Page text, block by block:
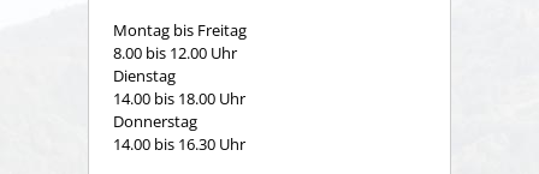
Montag bis Freitag
8.00 bis 12.00 Uhr
Dienstag
14.00 bis 18.00 Uhr
Donnerstag
14.00 bis 16.30 Uhr